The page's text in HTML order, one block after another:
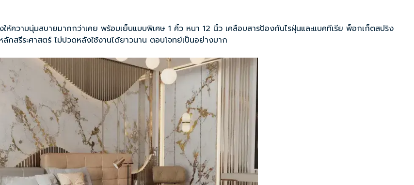
ความนุ่มสบายมากกว่าเคย พร้อมเย็บแบบพิเศษ 1 คิ้ว หนา 12 นิ้ว เคลือบสารป้องกันไรฝุ่นและแบคทีเรีย พ็อกเก็ตสปริง
สรีระศาสตร์ ไม่ปวดหลังใช้งานได้ยาวนาน ตอบโจทย์เป็นอย่างมาก